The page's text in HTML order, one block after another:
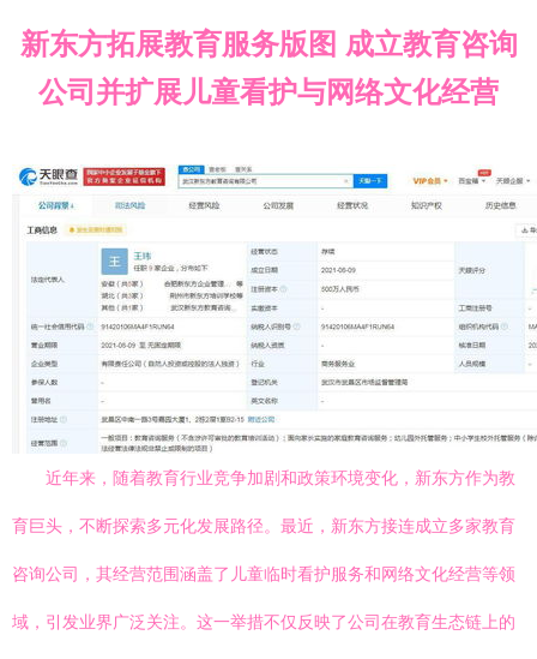
新东方拓展教育服务版图 成立教育咨询
公司并扩展儿童看护与网络文化经营
近年来，随着教育行业竞争加剧和政策环境变化，新东方作为教
育巨头，不断探索多元化发展路径。最近，新东方接连成立多家教育
咨询公司，其经营范围涵盖了儿童临时看护服务和网络文化经营等领
域，引发业界广泛关注。这一举措不仅反映了公司在教育生态链上的